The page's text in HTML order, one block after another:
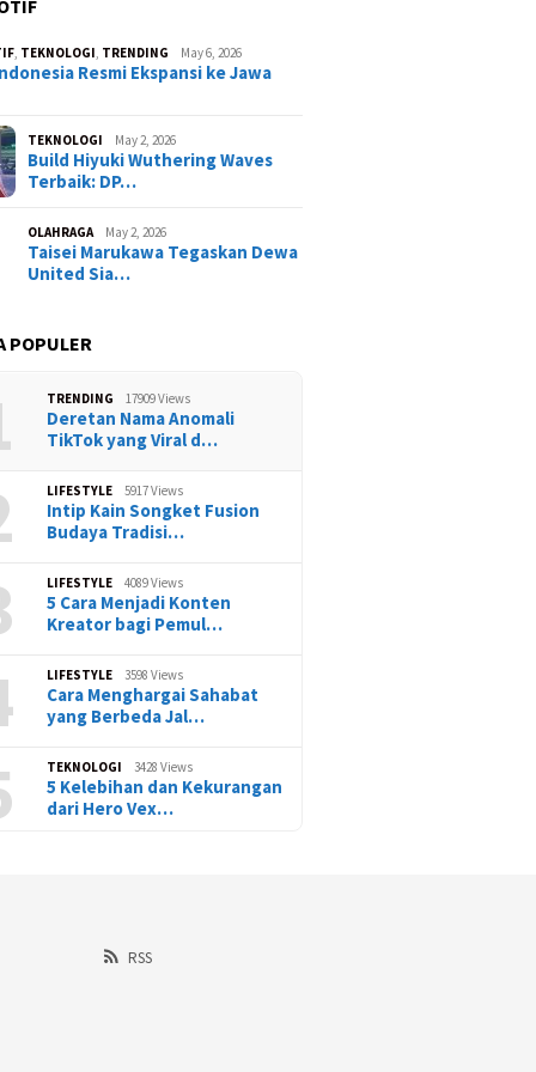
, TEKNOLOGI, TRENDING May 6, 2026
Resmi Ekspansi ke Jawa
TEKNOLOGI May 2, 2026
Build Hiyuki Wuthering Waves
Terbaik: DP…
OLAHRAGA May 2, 2026
Taisei Marukawa Tegaskan Dewa
United Sia…
POPULER
TRENDING 17909 Views
Deretan Nama Anomali
TikTok yang Viral d…
LIFESTYLE 5917 Views
Intip Kain Songket Fusion
Budaya Tradisi…
LIFESTYLE 4089 Views
5 Cara Menjadi Konten
Kreator bagi Pemul…
LIFESTYLE 3598 Views
Cara Menghargai Sahabat
yang Berbeda Jal…
TEKNOLOGI 3428 Views
5 Kelebihan dan Kekurangan
dari Hero Vex…
RSS